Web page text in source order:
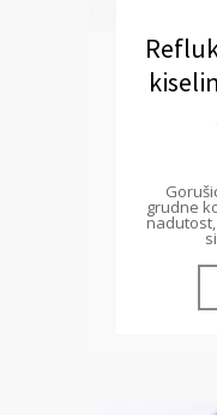
grudne